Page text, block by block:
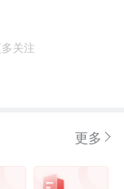
关注
更多